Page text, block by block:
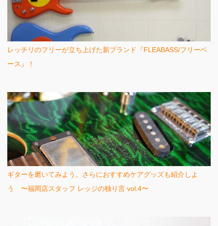
レッチリのフリーが立ち上げた新ブランド『FLEABASS/フリーベ
ース』！
ギターを磨いてみよう。さらにおすすめケアグッズも紹介しよ
う 〜福岡店スタッフ レッジの独り言 vol.4〜